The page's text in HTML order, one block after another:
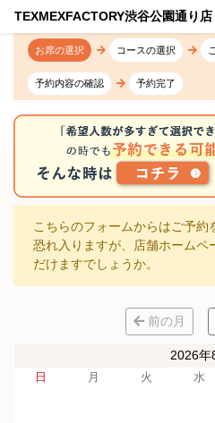
TEXMEXFACTORY渋谷公園通り店
お席の選択 コースの選択
予約内容の確認 予約完了
こちらのフォームからはご予約
恐れ入りますが、店舗ホームペ
だけますでしょうか。
前の月
2026年
日 月 火 水